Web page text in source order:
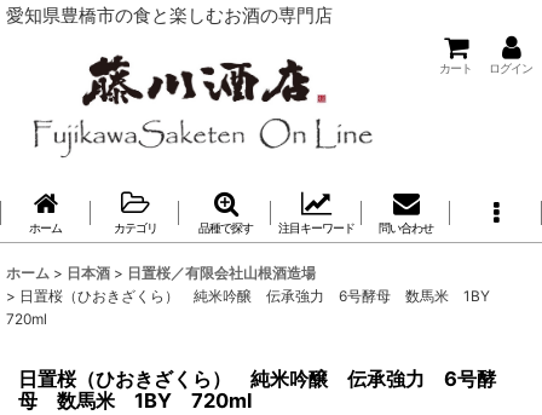
愛知県豊橋市の食と楽しむお酒の専門店
カート ログイン
ホーム カテゴリ 品種で探す 注目キーワード 問い合わせ
ホーム > 日本酒 > 日置桜／有限会社山根酒造場
> 日置桜（ひおきざくら） 純米吟醸 伝承強力 6号酵母 数馬米 1BY
720ml
日置桜（ひおきざくら） 純米吟醸 伝承強力 6号酵
母 数馬米 1BY 720ml